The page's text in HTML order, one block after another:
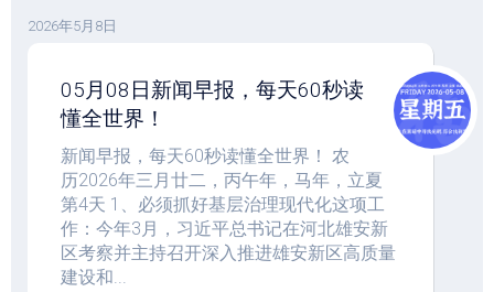
2026年5月8日
05月08日新闻早报，每天60秒读
懂全世界！
新闻早报，每天60秒读懂全世界！ 农
历2026年三月廿二，丙午年，马年，立夏
第4天 1、必须抓好基层治理现代化这项工
作：今年3月，习近平总书记在河北雄安新
区考察并主持召开深入推进雄安新区高质量
建设和...